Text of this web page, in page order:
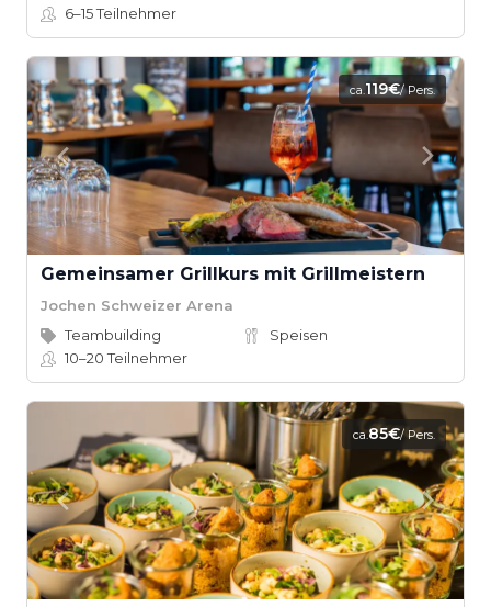
6–15Teilnehmer
ca.119€/ Pers.
Gemeinsamer Grillkurs mit Grillmeistern
Jochen Schweizer Arena
Teambuilding
Speisen
10–20Teilnehmer
ca.85€/ Pers.